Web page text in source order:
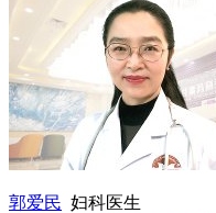
郭爱民 妇科医生